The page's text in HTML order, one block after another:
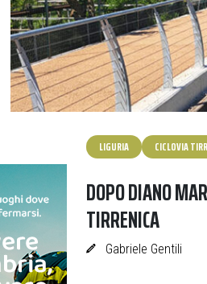
LIGURIA CICLOVIA
DOPO DIANO
TIRRENICA
Gabriele Gentili